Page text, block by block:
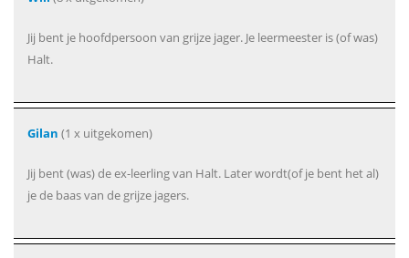
Jij bent je hoofdpersoon van grijze jager. Je leermeester is (of was)
Halt.
Gilan (1 x uitgekomen)
Jij bent (was) de ex-leerling van Halt. Later wordt(of je bent het al)
je de baas van de grijze jagers.